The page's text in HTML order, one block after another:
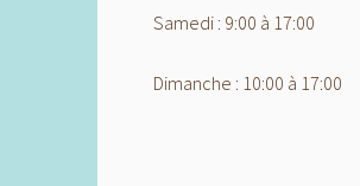
Samedi : 9:00 à 17:00
Dimanche : 10:00 à 17:00